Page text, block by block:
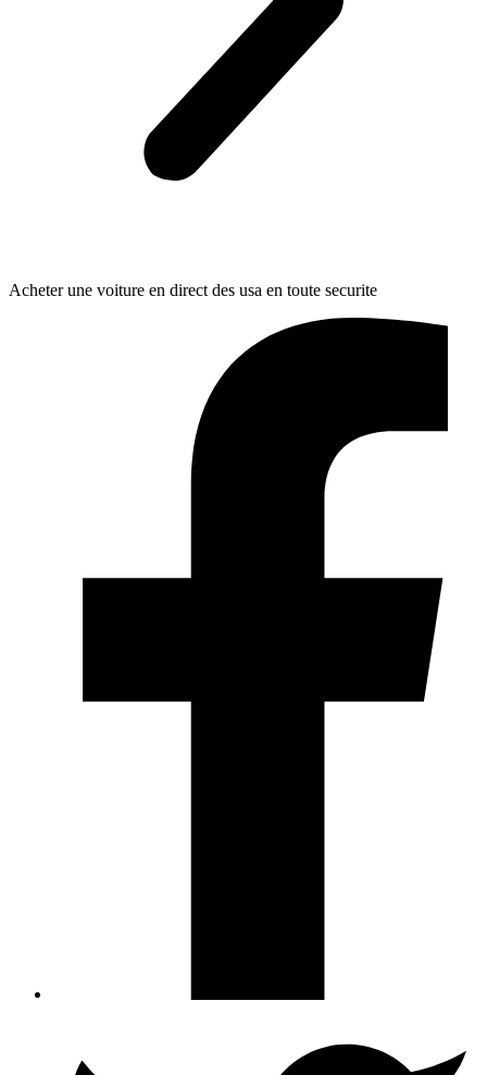
Acheter une voiture en direct des usa en toute securite